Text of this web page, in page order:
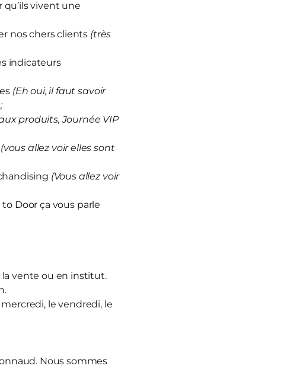
vivent une
nos chers clients (très
indicateurs
(Eh oui, il faut savoir
produits, Journée VIP
(vous allez voir elles sont
(Vous allez voir
Door ça vous parle
vente ou en institut.
le vendredi, le
Nous sommes